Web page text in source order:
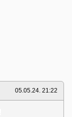
05.05.24. 21:22